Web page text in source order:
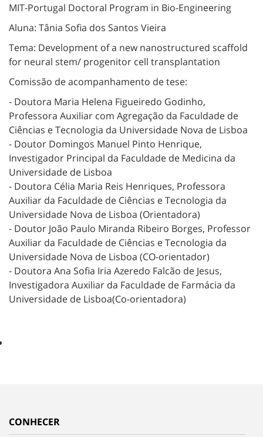
MIT-Portugal Doctoral Program in Bio-Engineering
Aluna: Tânia Sofia dos Santos Vieira
Tema: Development of a new nanostructured scaffold
for neural stem/ progenitor cell transplantation
Comissão de acompanhamento de tese:
- Doutora Maria Helena Figueiredo Godinho,
Professora Auxiliar com Agregação da Faculdade de
Ciências e Tecnologia da Universidade Nova de Lisboa
- Doutor Domingos Manuel Pinto Henrique,
Investigador Principal da Faculdade de Medicina da
Universidade de Lisboa
- Doutora Célia Maria Reis Henriques, Professora
Auxiliar da Faculdade de Ciências e Tecnologia da
Universidade Nova de Lisboa (Orientadora)
- Doutor João Paulo Miranda Ribeiro Borges, Professor
Auxiliar da Faculdade de Ciências e Tecnologia da
Universidade Nova de Lisboa (CO-orientador)
- Doutora Ana Sofia Iria Azeredo Falcão de Jesus,
Investigadora Auxiliar da Faculdade de Farmácia da
Universidade de Lisboa(Co-orientadora)
CONHECER